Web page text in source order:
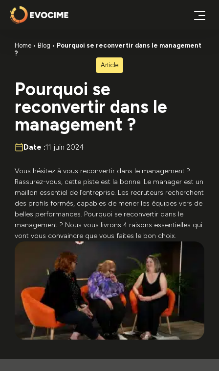
Home Blog
Pourquoi se reconvertir dans le management
?
Article
Pourquoi se
reconvertir dans le
management ?
Date :11 juin 2024
Vous hésitez à vous reconvertir dans le management ?
Rassurez-vous, cette piste est la bonne. Le manager est un
maillon essentiel de l’entreprise. Les recruteurs recherchent
des profils formés, capables de mener les équipes vers de
belles performances. Pourquoi se reconvertir dans le
management ? Nous vous livrons 4 raisons essentielles qui
vont vous convaincre que vous faites le bon choix.